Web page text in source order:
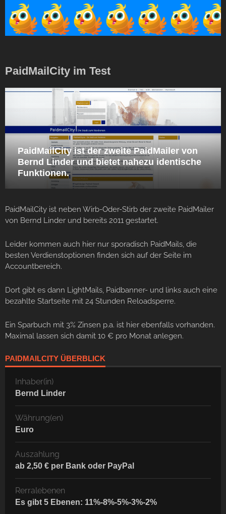
PaidMailCity im Test
PaidMailCity ist der zweite PaidMailer von
Bernd Linder und bietet nahezu identische
Funktionen.
PaidMailCity ist neben Wirb-Oder-Stirb der zweite PaidMailer
von Bernd Linder und bereits 2011 gestartet.
Leider kommen auch hier nur sporadisch PaidMails, die
besten Verdienstoptionen finden sich auf der Seite im
Accountbereich.
Dort gibt es dann LightMails, Paidbanner- und links auch eine
bezahlte Startseite mit 24 Stunden Reloadsperre.
Ein Sparbuch mit 3% Zinsen p.a. ist hier ebenfalls vorhanden.
Maximal lassen sich damit 10 € pro Monat anlegen.
PAIDMAILCITY ÜBERBLICK
Inhaber(in)
Bernd Linder
Währung(en)
Euro
Auszahlung
ab 2,50 € per Bank oder PayPal
Rerralebenen
Es gibt 5 Ebenen: 11%-8%-5%-3%-2%